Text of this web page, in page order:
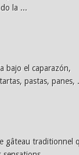
la ...
bajo el caparazón,
pastas, panes,
gâteau traditionnel